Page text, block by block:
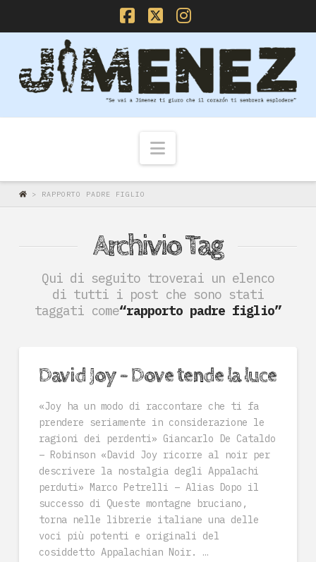
Facebook
X Instagram
Navigazione
> RAPPORTO PADRE FIGLIO
Archivio Tag
Qui di seguito troverai un elenco
di tutti i post che sono stati
taggati come“rapporto padre figlio”
David Joy – Dove tende la luce
«Joy ha un modo di raccontare che ti fa
prendere seriamente in considerazione le
ragioni dei perdenti» Giancarlo De Cataldo
– Robinson «David Joy ricorre al noir per
descrivere la nostalgia degli Appalachi
perduti» Marco Petrelli – Alias Dopo il
successo di Queste montagne bruciano,
torna nelle librerie italiane una delle
voci più potenti e originali del
cosiddetto Appalachian Noir. …